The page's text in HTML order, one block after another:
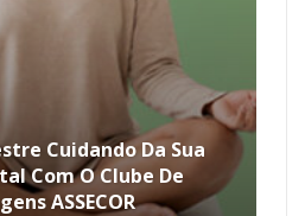
Cuidando Da Sua
Com O Clube De
ASSECOR